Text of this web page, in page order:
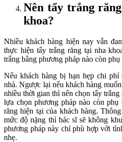
Nên tẩy trắng
khoa?
Nhiều khách hàng hiện nay vẫn
thực hiện tẩy trắng răng tại nha
trắng bằng phương pháp nào còn
Nếu khách hàng bị hạn hẹp chi
nhà. Ngược lại nếu khách hàng
nhiều thời gian thì nên chọn tẩy
lựa chọn phương pháp nào còn
răng hiện tại của khách hàng.
mức độ nặng thì bác sĩ sẽ không
phương pháp này chỉ phù hợp với
nhẹ.